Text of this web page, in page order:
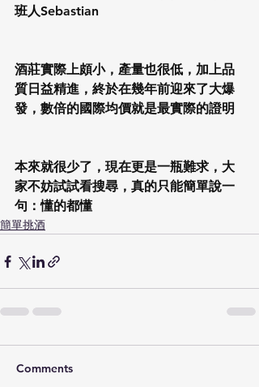
班人Sebastian
酒莊實際上頗小，產量也很低，加上品
質日益精進，終於在幾年前迎來了大爆
發，數倍的國際均價就是最實際的證明
本來就很少了，現在更是一瓶難求，大
家不妨試試看搜尋，真的只能簡單說一
句：懂的都懂
簡單挑酒
Comments